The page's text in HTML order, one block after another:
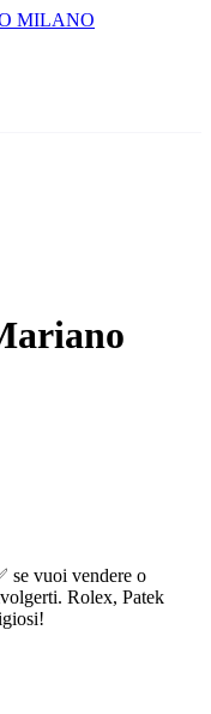
se vuoi vendere o
Rolex, Patek